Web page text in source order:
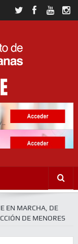
EN MARCHA, DE
DE MENORES